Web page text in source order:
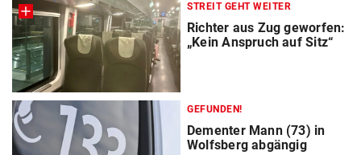
STREIT GEHT WEITER
Richter aus Zug geworfen:
„Kein Anspruch auf Sitz“
GEFUNDEN!
Dementer Mann (73) in
Wolfsberg abgängig